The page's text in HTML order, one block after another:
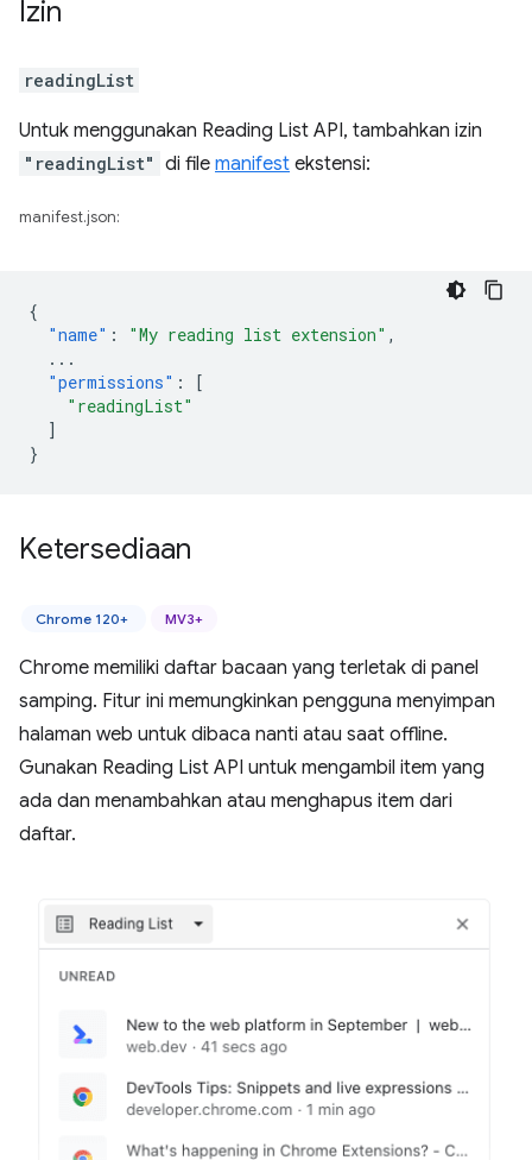
Izin
readingList
Untuk menggunakan Reading List API, tambahkan izin
"readingList" di file manifest ekstensi:
manifest.json:
{
"name" : "My reading list extension" ,
...
"permissions" :
[
"readingList"
]
}
Ketersediaan
Chrome 120+ MV3+
Chrome memiliki daftar bacaan yang terletak di panel
samping. Fitur ini memungkinkan pengguna menyimpan
halaman web untuk dibaca nanti atau saat offline.
Gunakan Reading List API untuk mengambil item yang
ada dan menambahkan atau menghapus item dari
daftar.